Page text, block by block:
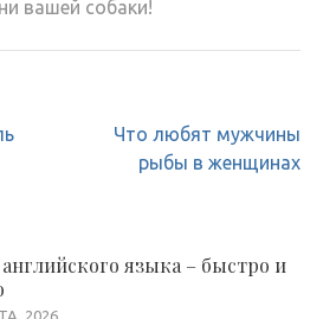
вашей собаки!
Что любят мужчины
рыбы в женщинах
языка – быстро и
2026